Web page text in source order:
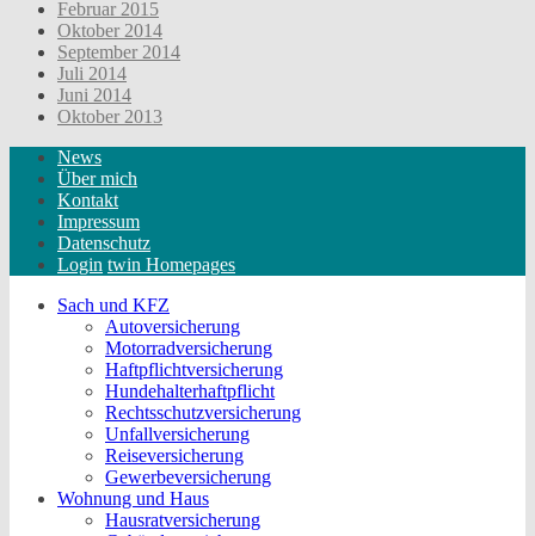
Februar 2015
Oktober 2014
September 2014
Juli 2014
Juni 2014
Oktober 2013
News
Über mich
Kontakt
Impressum
Datenschutz
Login twin Homepages
Sach und KFZ
Autoversicherung
Motorradversicherung
Haftpflichtversicherung
Hundehalterhaftpflicht
Rechtsschutzversicherung
Unfallversicherung
Reiseversicherung
Gewerbeversicherung
Wohnung und Haus
Hausratversicherung